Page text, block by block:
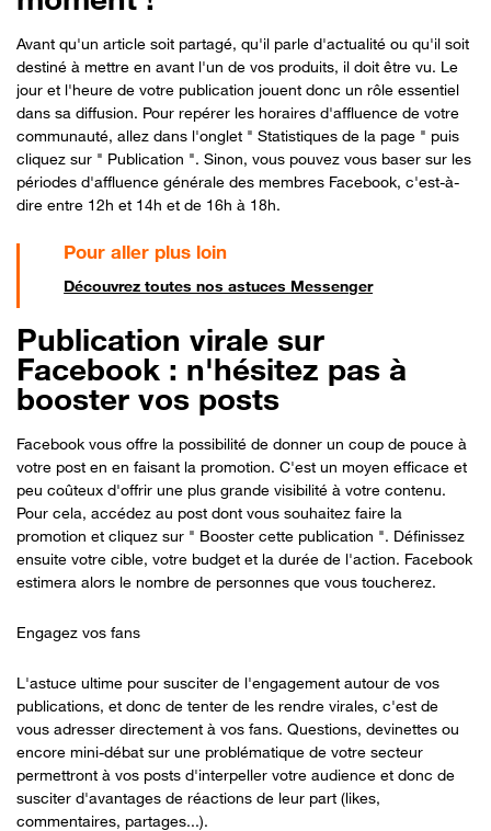
Avant qu'un article soit partagé, qu'il parle d'actualité ou qu'il soit
destiné à mettre en avant l'un de vos produits, il doit être vu. Le
jour et l'heure de votre publication jouent donc un rôle essentiel
dans sa diffusion. Pour repérer les horaires d'affluence de votre
communauté, allez dans l'onglet " Statistiques de la page " puis
cliquez sur " Publication ". Sinon, vous pouvez vous baser sur les
périodes d'affluence générale des membres Facebook, c'est-à-
dire entre 12h et 14h et de 16h à 18h.
Découvrez toutes nos astuces Messenger
Publication virale sur
Facebook : n'hésitez pas à
booster vos posts
Facebook vous offre la possibilité de donner un coup de pouce à
votre post en en faisant la promotion. C'est un moyen efficace et
peu coûteux d'offrir une plus grande visibilité à votre contenu.
Pour cela, accédez au post dont vous souhaitez faire la
promotion et cliquez sur " Booster cette publication ". Définissez
ensuite votre cible, votre budget et la durée de l'action. Facebook
estimera alors le nombre de personnes que vous toucherez.
Engagez vos fans
L'astuce ultime pour susciter de l'engagement autour de vos
publications, et donc de tenter de les rendre virales, c'est de
vous adresser directement à vos fans. Questions, devinettes ou
encore mini-débat sur une problématique de votre secteur
permettront à vos posts d'interpeller votre audience et donc de
susciter d'avantages de réactions de leur part (likes,
commentaires, partages...).